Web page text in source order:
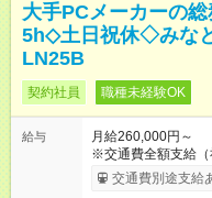
大手PCメーカーの
5h◇土日祝休◇みな
LN25B
契約社員 職種未経験OK
給与
月給260,000円～
※交通費全額支給（
生した場合は全額
ん） 【試用期間】
交通費別途支給